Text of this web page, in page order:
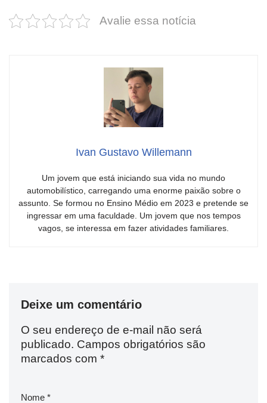
Avalie essa notícia
Ivan Gustavo Willemann
Um jovem que está iniciando sua vida no mundo
automobilístico, carregando uma enorme paixão sobre o
assunto. Se formou no Ensino Médio em 2023 e pretende se
ingressar em uma faculdade. Um jovem que nos tempos
vagos, se interessa em fazer atividades familiares.
Deixe um comentário
O seu endereço de e-mail não será
publicado. Campos obrigatórios são
marcados com *
Nome *